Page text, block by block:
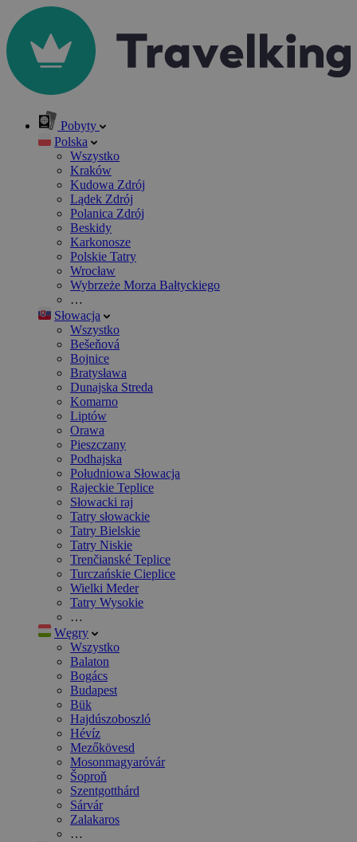
Pobyty
Polska
Wszystko
Kraków
Kudowa Zdrój
Lądek Zdrój
Polanica Zdrój
Beskidy
Karkonosze
Polskie Tatry
Wrocław
Wybrzeże Morza Bałtyckiego
…
Słowacja
Wszystko
Bešeňová
Bojnice
Bratysława
Dunajska Streda
Komarno
Liptów
Orawa
Pieszczany
Podhajska
Południowa Słowacja
Rajeckie Teplice
Słowacki raj
Tatry słowackie
Tatry Bielskie
Tatry Niskie
Trenčianské Teplice
Turczańskie Cieplice
Wielki Meder
Tatry Wysokie
…
Węgry
Wszystko
Balaton
Bogács
Budapest
Bük
Hajdúszoboszló
Hévíz
Mezőkövesd
Mosonmagyaróvár
Šoproň
Szentgotthárd
Sárvár
Zalakaros
…